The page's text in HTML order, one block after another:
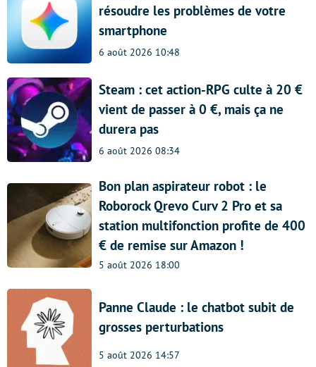
résoudre les problèmes de votre
smartphone
6 août 2026 10:48
Steam : cet action-RPG culte à 20 €
vient de passer à 0 €, mais ça ne
durera pas
6 août 2026 08:34
Bon plan aspirateur robot : le
Roborock Qrevo Curv 2 Pro et sa
station multifonction profite de 400
€ de remise sur Amazon !
5 août 2026 18:00
Panne Claude : le chatbot subit de
grosses perturbations
5 août 2026 14:57